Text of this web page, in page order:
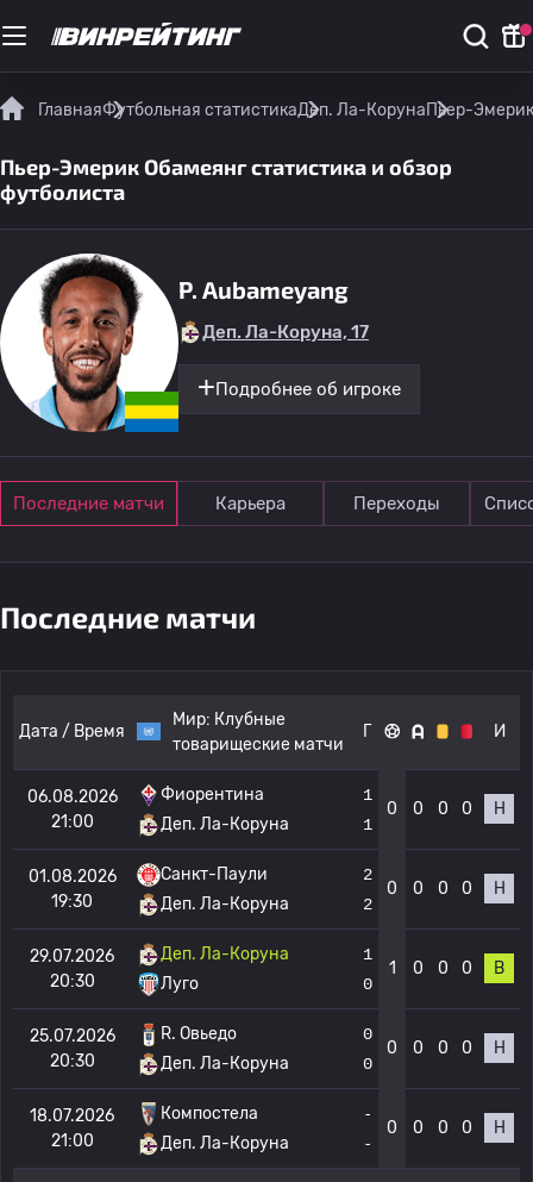
ГлавнаяФутбольная статистикаДеп. Ла-КорунаПьер-
Пьер-Эмерик Обамеянг статистика и обзор
футболиста
P. Aubameyang
Деп. Ла-Коруна, 17
Подробнее об игроке
Последние матчи Карьера Переходы
Последние матчи
Дата / Время
Мир: Клубные
товарищеские матчи
Г И
06.08.2026
21:00
Фиорентина
Деп. Ла-Коруна
1
1
0 0 0 0 Н
01.08.2026
19:30
Санкт-Паули
Деп. Ла-Коруна
2
2
0 0 0 0 Н
29.07.2026
20:30
Деп. Ла-Коруна
Луго
1
0
1 0 0 0 В
25.07.2026
20:30
R. Овьедо
Деп. Ла-Коруна
0
0
0 0 0 0 Н
18.07.2026
21:00
Компостела
Деп. Ла-Коруна
-
-
0 0 0 0 Н